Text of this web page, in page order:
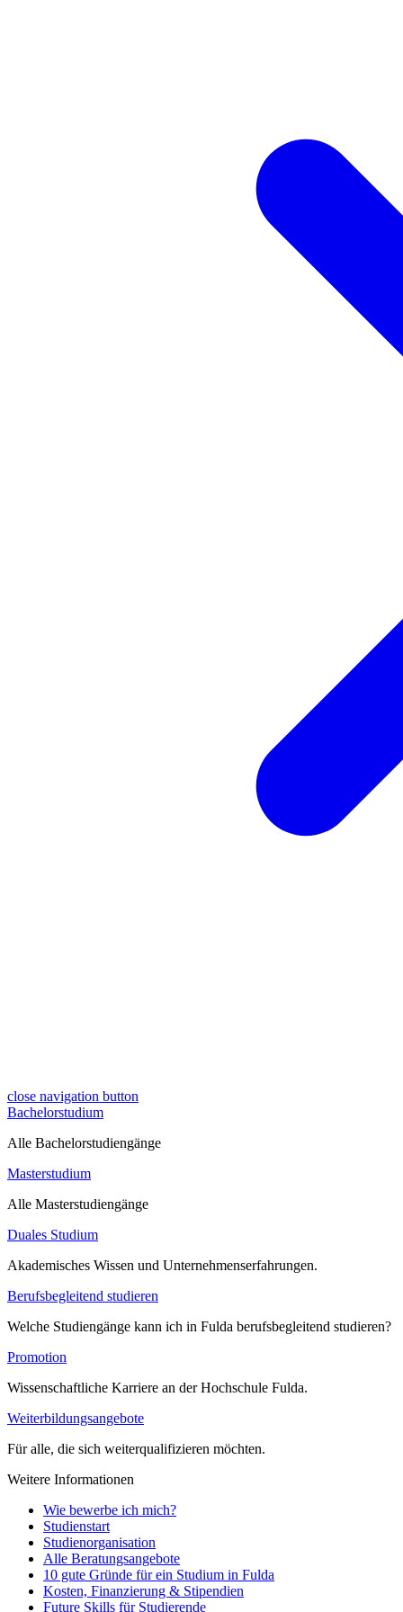
close navigation button
Bachelorstudium
Alle Bachelorstudiengänge
Masterstudium
Alle Masterstudiengänge
Duales Studium
Akademisches Wissen und Unternehmenserfahrungen.
Berufsbegleitend studieren
Welche Studiengänge kann ich in Fulda berufsbegleitend studieren?
Promotion
Wissenschaftliche Karriere an der Hochschule Fulda.
Weiterbildungsangebote
Für alle, die sich weiterqualifizieren möchten.
Weitere Informationen
Wie bewerbe ich mich?
Studienstart
Studienorganisation
Alle Beratungsangebote
10 gute Gründe für ein Studium in Fulda
Kosten, Finanzierung & Stipendien
Future Skills für Studierende